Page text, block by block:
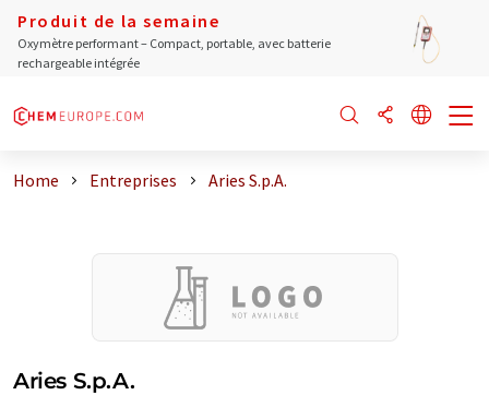
Produit de la semaine
Oxymètre performant – Compact, portable, avec batterie
rechargeable intégrée
Home Entreprises Aries S.p.A.
Aries S.p.A.